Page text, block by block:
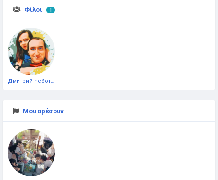
Φίλοι 1
Μου αρέσουν